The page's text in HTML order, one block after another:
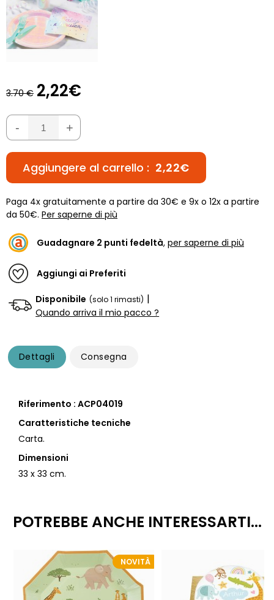
3.70 € 2,22€
- +
Aggiungere al carrello : 2,22€
Paga 4x gratuitamente a partire da 30€ e 9x o 12x a partire
da 50€. Per saperne di più
Guadagnare 2 punti fedeltà, per saperne di più
Aggiungi ai Preferiti
Disponibile (solo 1 rimasti) |
Quando arriva il mio pacco ?
Dettagli Consegna
Riferimento : ACP04019
Caratteristiche tecniche
Carta.
Dimensioni
33 x 33 cm.
POTREBBE ANCHE INTERESSARTI...
NOVITÀ